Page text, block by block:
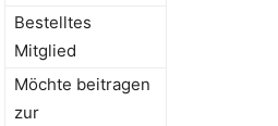
Bestelltes
Mitglied
Möchte beitragen
zur